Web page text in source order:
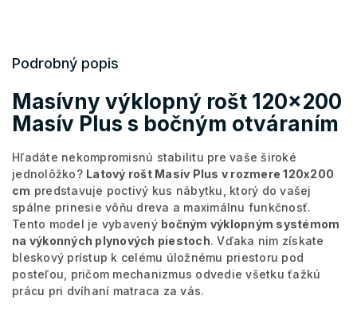
Podrobný popis
Masívny výklopný rošt 120x200
Masív Plus s bočným otváraním
Hľadáte nekompromisnú stabilitu pre vaše široké
jednolôžko? Latový rošt Masív Plus v rozmere 120x200
cm predstavuje poctivý kus nábytku, ktorý do vašej
spálne prinesie vôňu dreva a maximálnu funkčnosť.
Tento model je vybavený bočným výklopným systémom
na výkonných plynových piestoch. Vďaka nim získate
bleskový prístup k celému úložnému priestoru pod
posteľou, pričom mechanizmus odvedie všetku ťažkú
prácu pri dvíhaní matraca za vás.